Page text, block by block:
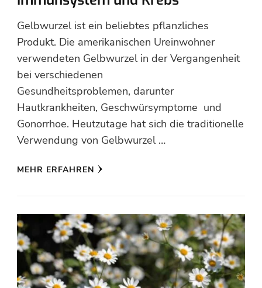
Gelbwurzel ist ein beliebtes pflanzliches
Produkt. Die amerikanischen Ureinwohner
verwendeten Gelbwurzel in der Vergangenheit
bei verschiedenen
Gesundheitsproblemen, darunter
Hautkrankheiten, Geschwürsymptome und
Gonorrhoe. Heutzutage hat sich die traditionelle
Verwendung von Gelbwurzel …
MEHR ERFAHREN